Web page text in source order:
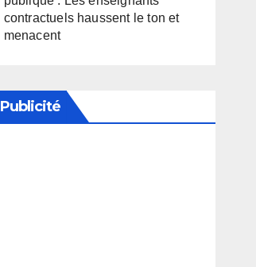
contractuels haussent le ton et
menacent
Publicité